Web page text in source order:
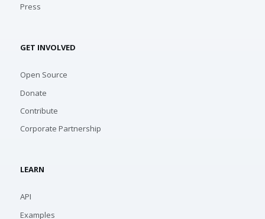
Press
GET INVOLVED
Open Source
Donate
Contribute
Corporate Partnership
LEARN
API
Examples